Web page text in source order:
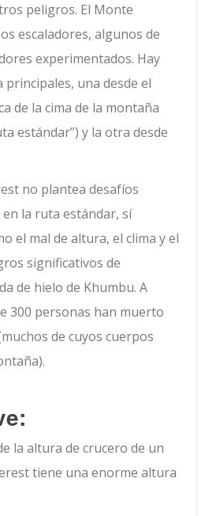
peligros. El Monte
escaladores, algunos de
experimentados. Hay
principales, una desde el
de la cima de la montaña
estándar”) y la otra desde
no plantea desafíos
la ruta estándar, sí
el mal de altura, el clima y el
significativos de
de hielo de Khumbu. A
300 personas han muerto
de cuyos cuerpos
la altura de crucero de un
tiene una enorme altura